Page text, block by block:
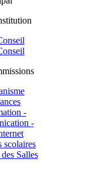
-
-
scolaires
Salles